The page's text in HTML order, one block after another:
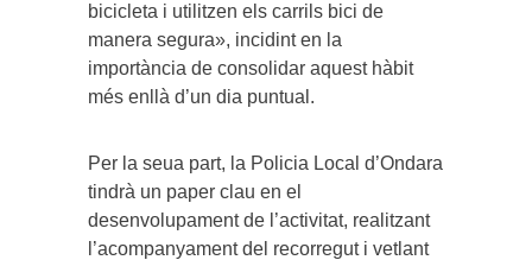
bicicleta i utilitzen els carrils bici de
manera segura», incidint en la
importància de consolidar aquest hàbit
més enllà d’un dia puntual.
Per la seua part, la Policia Local d’Ondara
tindrà un paper clau en el
desenvolupament de l’activitat, realitzant
l’acompanyament del recorregut i vetlant